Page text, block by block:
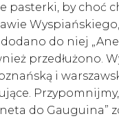
pasterki, by choć
do niej
przedłużono.
i
do Gauguina”